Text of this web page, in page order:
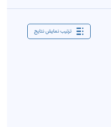
ترتیب نمایش نتایج